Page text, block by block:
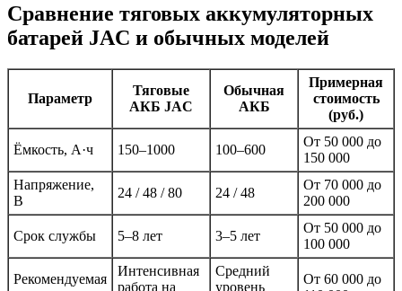
Сравнение тяговых аккумуляторных
батарей JAC и обычных моделей
Параметр
Тяговые
АКБ JAC
Обычная
АКБ
Примерная
стоимость
(руб.)
Ёмкость, А·ч 150–1000 100–600
От 50 000 до
150 000
Напряжение,
В
24 / 48 / 80 24 / 48
От 70 000 до
200 000
Срок службы 5–8 лет 3–5 лет
От 50 000 до
100 000
Рекомендуемая
Интенсивная
работа на
Средний
уровень
От 60 000 до